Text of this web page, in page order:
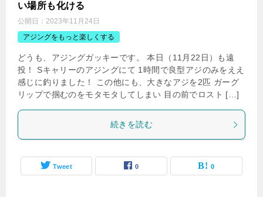
い場所も化ける
公開日： 2023年11月24日
アジングをもっと楽しくする
どうも、アジングガッキーです。 本日（11月22日）も遠
投！ Sキャリーのアジングにて 1時間で良型アジのみをええ
感じに釣りました！ この他にも、大きなアジを2匹 ガーグ
リップで掴むのをモタモタしてしまい 目の前でロスト […]
続きを読む
Tweet 0 0